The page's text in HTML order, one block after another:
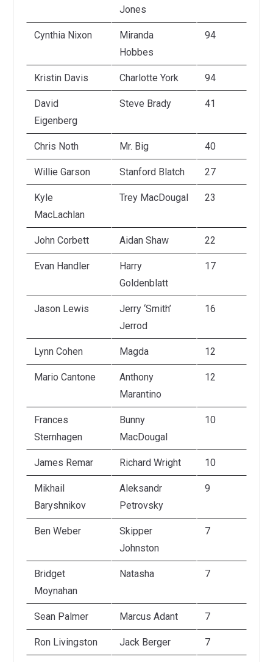
Jones
Cynthia Nixon
Miranda
Hobbes
94
Kristin Davis Charlotte York 94
David
Eigenberg
Steve Brady 41
Chris Noth Mr. Big 40
Willie Garson Stanford Blatch 27
Kyle
MacLachlan
Trey MacDougal 23
John Corbett Aidan Shaw 22
Evan Handler
Harry
Goldenblatt
17
Jason Lewis
Jerry ‘Smith’
Jerrod
16
Lynn Cohen Magda 12
Mario Cantone
Anthony
Marantino
12
Frances
Sternhagen
Bunny
MacDougal
10
James Remar Richard Wright 10
Mikhail
Baryshnikov
Aleksandr
Petrovsky
9
Ben Weber
Skipper
Johnston
7
Bridget
Moynahan
Natasha 7
Sean Palmer Marcus Adant 7
Ron Livingston Jack Berger 7